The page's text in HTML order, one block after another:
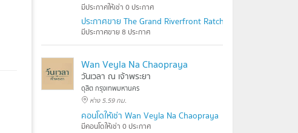
มีประกาศให้เช่า 0 ประกาศ
ประกาศขาย The Grand Riverfront Ratchapruek - Rama 5
มีประกาศขาย 8 ประกาศ
Wan Veyla Na Chaopraya
วันเวลา ณ เจ้าพระยา
ดุสิต กรุงเทพมหานคร
ห่าง 5.59 กม.
คอนโดให้เช่า Wan Veyla Na Chaopraya
มีคอนโดให้เช่า 0 ประกาศ